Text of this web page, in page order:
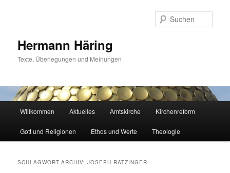
Hermann Häring
Texte, Überlegungen und Meinungen
Willkommen Aktuelles Amtskirche Kirchenreform
Gott und Religionen Ethos und Werte Theologie
SCHLAGWORT-ARCHIV:JOSEPH RATZINGER